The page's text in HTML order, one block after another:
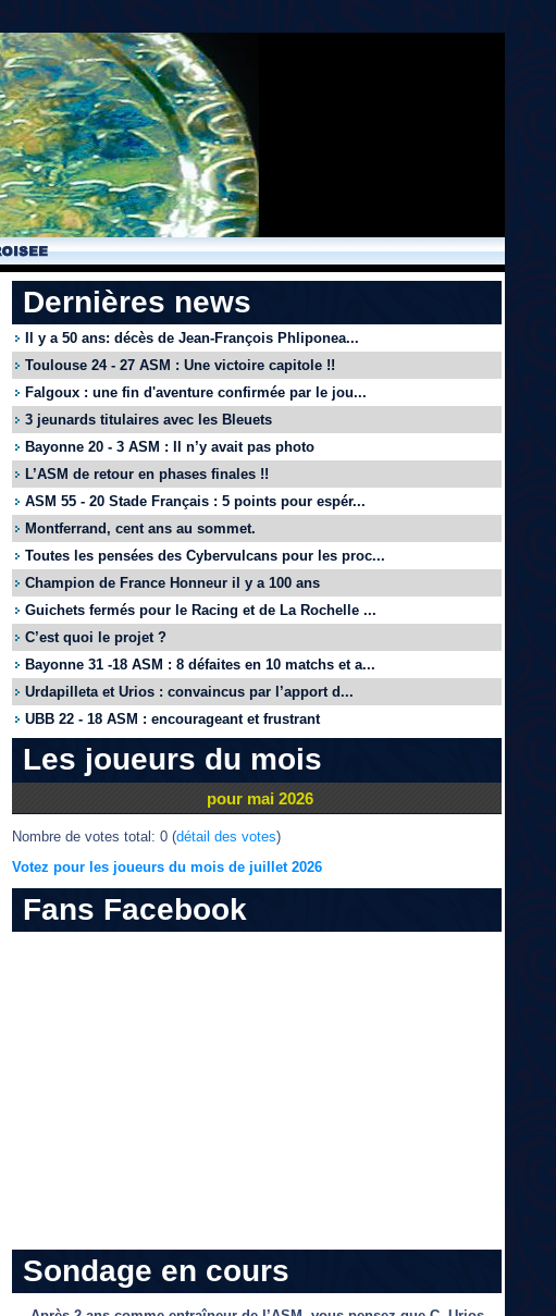
Dernières news
Il y a 50 ans: décès de Jean-François Phliponea...
Toulouse 24 - 27 ASM : Une victoire capitole !!
Falgoux : une fin d'aventure confirmée par le jou...
3 jeunards titulaires avec les Bleuets
Bayonne 20 - 3 ASM : Il n’y avait pas photo
L’ASM de retour en phases finales !!
ASM 55 - 20 Stade Français : 5 points pour espér...
Montferrand, cent ans au sommet.
Toutes les pensées des Cybervulcans pour les proc...
Champion de France Honneur il y a 100 ans
Guichets fermés pour le Racing et de La Rochelle ...
C’est quoi le projet ?
Bayonne 31 -18 ASM : 8 défaites en 10 matchs et a...
Urdapilleta et Urios : convaincus par l’apport d...
UBB 22 - 18 ASM : encourageant et frustrant
Les joueurs du mois
pour mai 2026
Nombre de votes total: 0 (détail des votes)
Votez pour les joueurs du mois de juillet 2026
Fans Facebook
Sondage en cours